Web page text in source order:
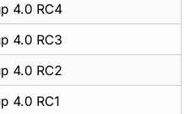
4.0 RC4
4.0 RC3
4.0 RC2
4.0 RC1